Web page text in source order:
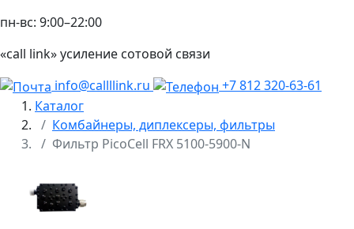
пн-вс: 9:00–22:00
«call link» усиление сотовой связи
info@callllink.ru
+7 812 320-63-61
Каталог
Комбайнеры, диплексеры, фильтры
Фильтр PicoCell FRX 5100-5900-N